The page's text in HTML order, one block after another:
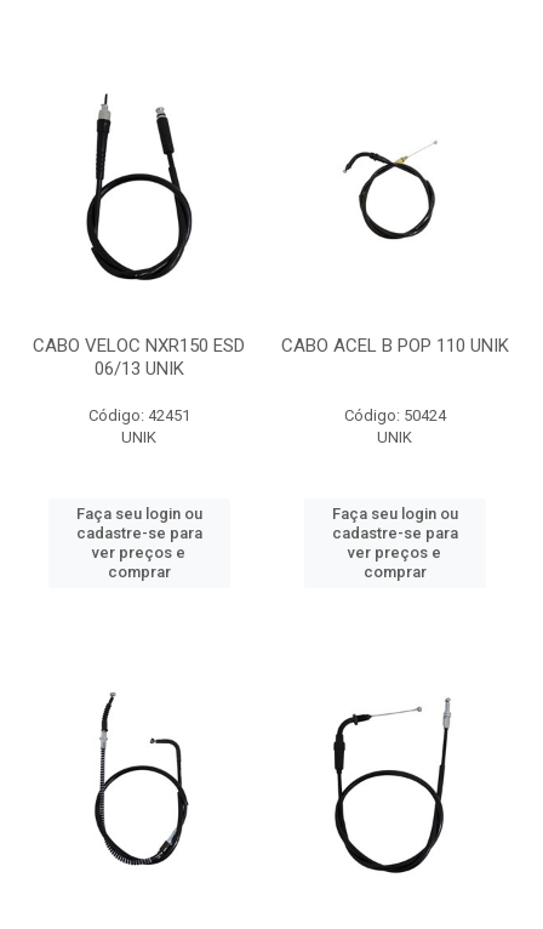
CABO VELOC NXR150 ESD
06/13 UNIK
Código: 42451
UNIK
Faça seu login ou
cadastre-se para
ver preços e
comprar
CABO ACEL B POP 110 UNIK
Código: 50424
UNIK
Faça seu login ou
cadastre-se para
ver preços e
comprar